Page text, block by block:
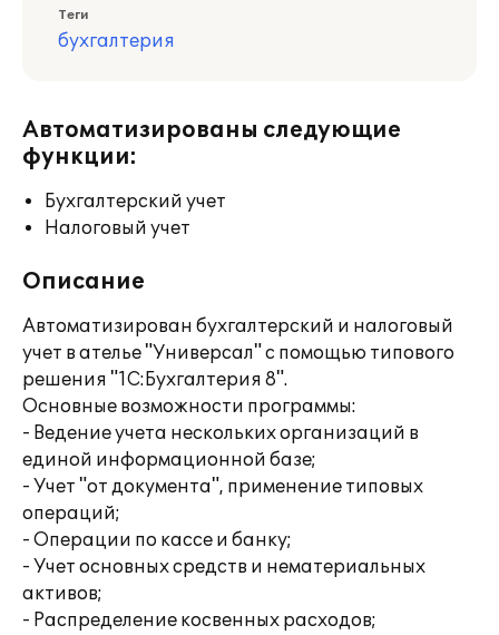
Теги
бухгалтерия
Автоматизированы следующие
функции:
Бухгалтерский учет
Налоговый учет
Описание
Автоматизирован бухгалтерский и налоговый
учет в ателье "Универсал" с помощью типового
решения "1С:Бухгалтерия 8".
Основные возможности программы:
- Ведение учета нескольких организаций в
единой информационной базе;
- Учет "от документа", применение типовых
операций;
- Операции по кассе и банку;
- Учет основных средств и нематериальных
активов;
- Распределение косвенных расходов;